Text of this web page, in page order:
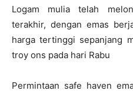
Logam mulia telah
terakhir, dengan emas
harga tertinggi sepanjang
troy ons pada hari Rabu
Permintaan safe haven